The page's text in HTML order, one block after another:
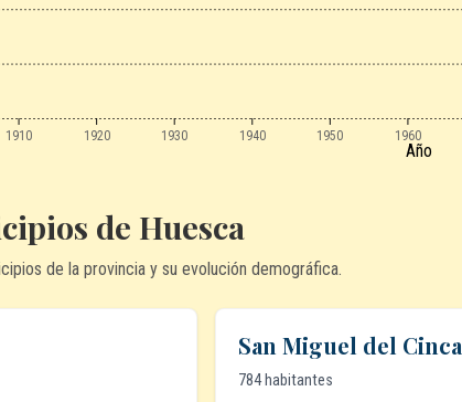
1910 1920 1930 1940 1950 1960
Año
de Huesca
de la provincia y su evolución demográfica.
San Miguel del Cinca
784 habitantes